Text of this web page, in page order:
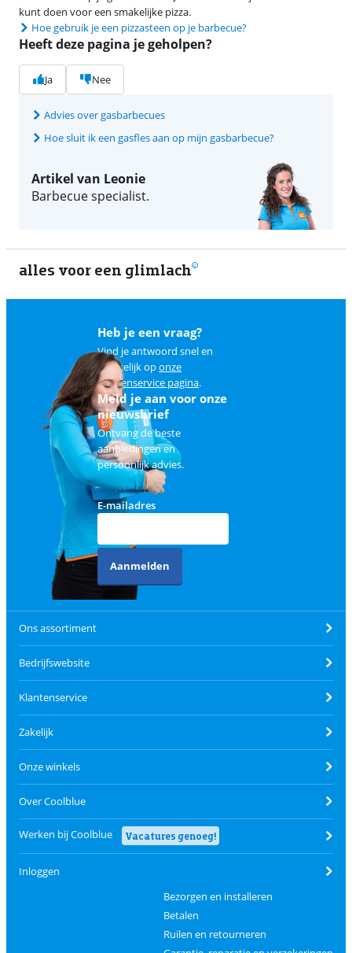
kunt doen voor een smakelijke pizza.
Hoe gebruik je een pizzasteen op je barbecue?
Heeft deze pagina je geholpen?
Ja Nee
Advies over gasbarbecues
Hoe sluit ik een gasfles aan op mijn gasbarbecue?
Artikel van Leonie
Barbecue specialist.
alles voor een glimlach
Heb je een vraag?
Vind je antwoord snel en
makkelijk oponze
klantenservice pagina.
Meld je aan voor onze
nieuwsbrief
Ontvang de beste
aanbiedingen en
persoonlijk advies.
E-mailadres
Aanmelden
Ons assortiment
Bedrijfswebsite
Klantenservice
Zakelijk
Onze winkels
Over Coolblue
Werken bij Coolblue Vacatures genoeg!
Inloggen
Bezorgen en installeren
Betalen
Ruilen en retourneren